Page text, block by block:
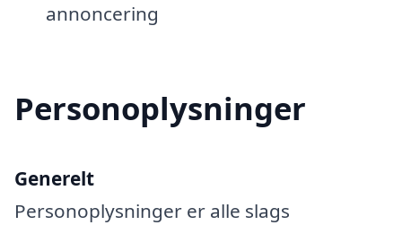
annoncering
Personoplysninger
Generelt
Personoplysninger er alle slags